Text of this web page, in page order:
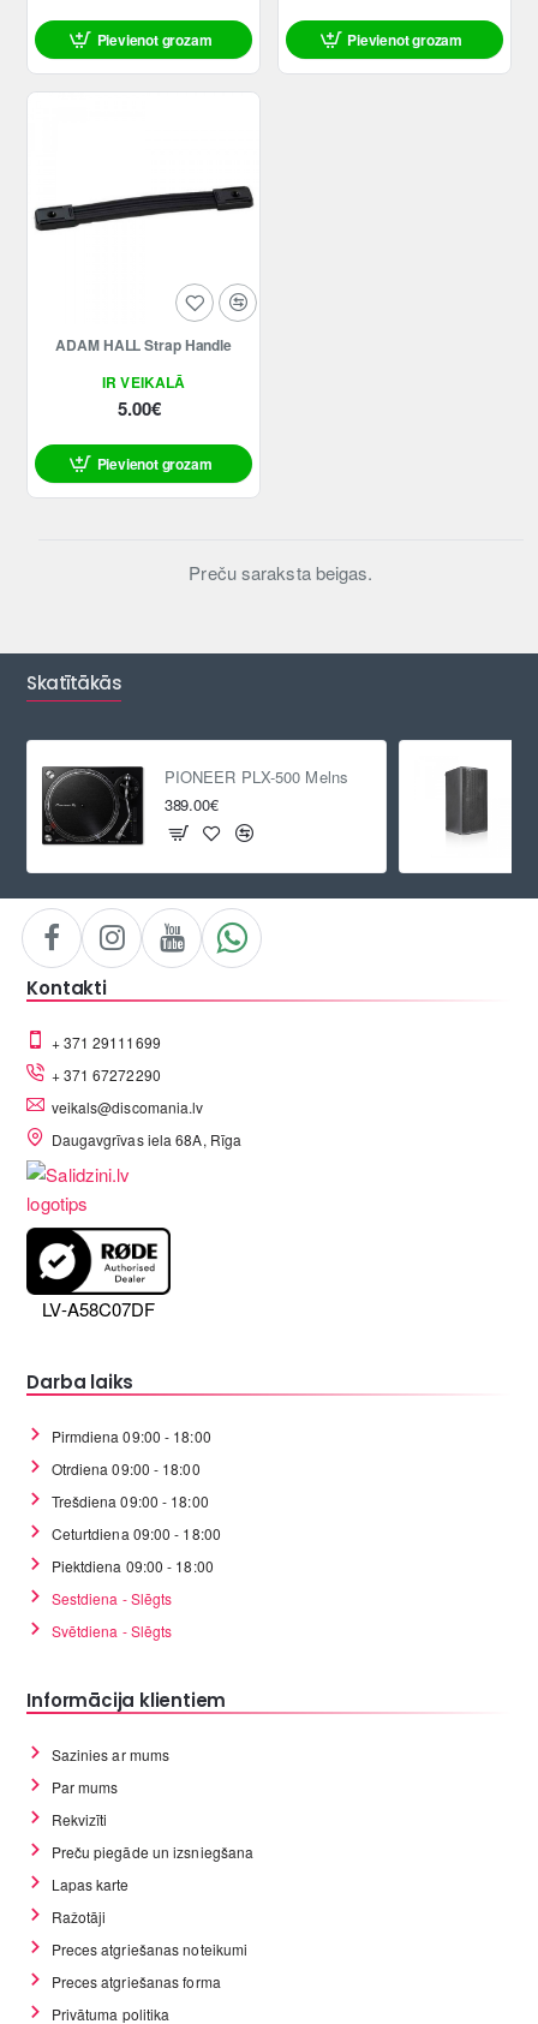
Pievienot grozam Pievienot grozam
IR VEIKALĀ
ADAM HALL Strap Handle
5.00€
Pievienot grozam
Preču saraksta beigas.
Skatītākās
PIONEER PLX-500 Melns
389.00€
Kontakti
+ 371 29111699
+ 371 67272290
veikals@discomania.lv
Daugavgrīvas iela 68A, Rīga
LV-A58C07DF
Darba laiks
Pirmdiena 09:00 - 18:00
Otrdiena 09:00 - 18:00
Trešdiena 09:00 - 18:00
Ceturtdiena 09:00 - 18:00
Piektdiena 09:00 - 18:00
Sestdiena - Slēgts
Svētdiena - Slēgts
Informācija klientiem
Sazinies ar mums
Par mums
Rekvizīti
Preču piegāde un izsniegšana
Lapas karte
Ražotāji
Preces atgriešanas noteikumi
Preces atgriešanas forma
Privātuma politika